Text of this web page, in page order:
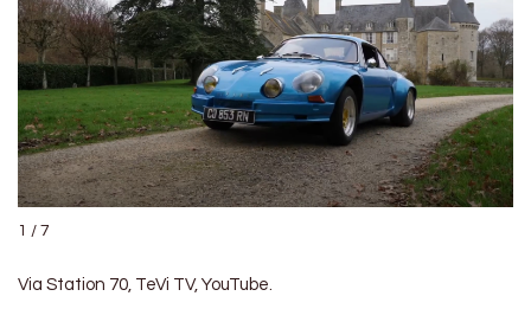
1 / 7
Via Station 70, TeVi TV, YouTube.